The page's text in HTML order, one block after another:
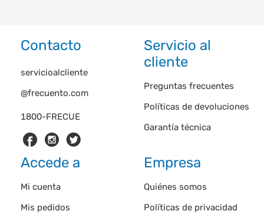
Contacto
1800-FRECUE
servicioalcliente
@frecuento.com
Servicio al
cliente
Preguntas frecuentes
Políticas de devoluciones
Garantía técnica
Accede a
Mi cuenta
Mis pedidos
Empresa
Quiénes somos
Políticas de privacidad